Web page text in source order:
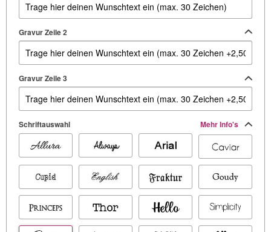
Gravur Zeile 2
Gravur Zeile 3
Schriftauswahl Mehr Info's